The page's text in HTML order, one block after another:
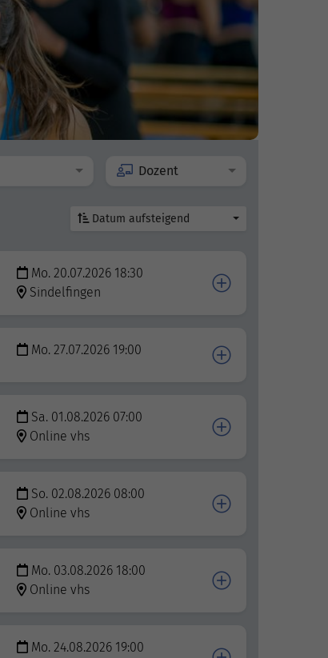
Dozent
Datum aufsteigend
Mo. 20.07.2026 18:30
Sindelfingen
Mo. 27.07.2026 19:00
Sa. 01.08.2026 07:00
Online vhs
So. 02.08.2026 08:00
Online vhs
Mo. 03.08.2026 18:00
Online vhs
Mo. 24.08.2026 19:00